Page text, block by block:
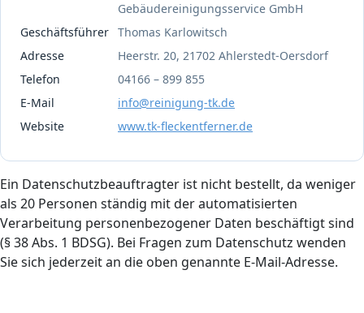
Gebäudereinigungsservice GmbH
Geschäftsführer Thomas Karlowitsch
Adresse
Heerstr. 20, 21702 Ahlerstedt-Oersdorf
Telefon
04166 – 899 855
E-Mail
info@reinigung-tk.de
Website
www.tk-fleckentferner.de
Ein Datenschutzbeauftragter ist nicht bestellt, da weniger
als 20 Personen ständig mit der automatisierten
Verarbeitung personenbezogener Daten beschäftigt sind
(§ 38 Abs. 1 BDSG). Bei Fragen zum Datenschutz wenden
Sie sich jederzeit an die oben genannte E-Mail-Adresse.